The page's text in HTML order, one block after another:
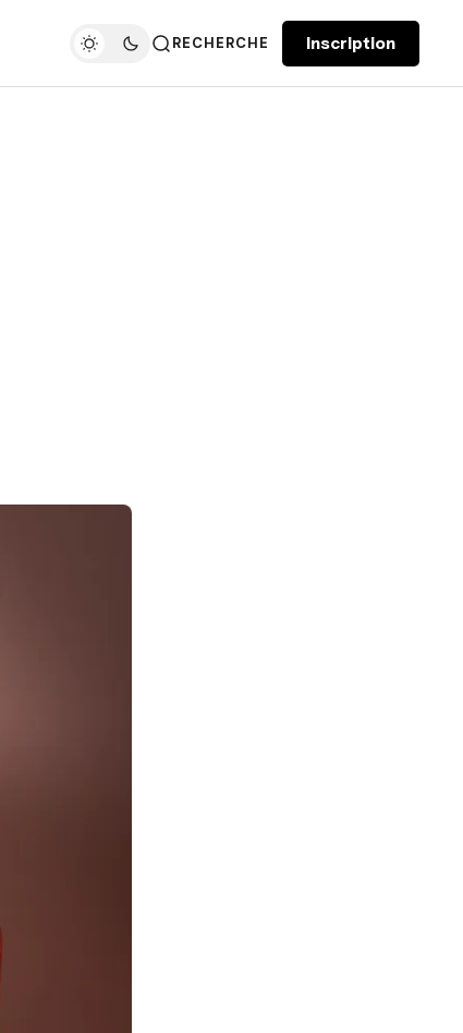
RECHERCHE Inscription